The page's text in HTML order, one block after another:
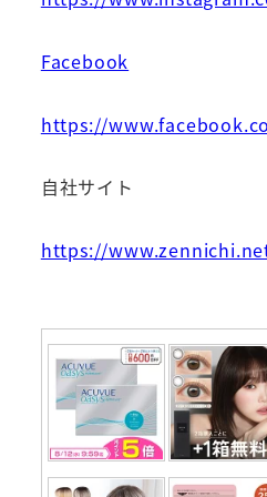
Facebook
https://
自社サイト
https://